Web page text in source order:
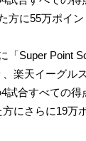
方に55万ポイ
「Super Point
楽天イーグル
合すべての得
にさらに19万